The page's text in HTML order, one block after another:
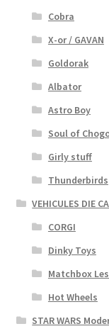
Cobra
X-or / GAVAN
Goldorak
Albator
Astro Boy
Soul of
Girly stuff
Thunderbirds
VEHICULES DIE
CORGI
Dinky Toys
Matchbox
Hot Wheels
STAR WARS